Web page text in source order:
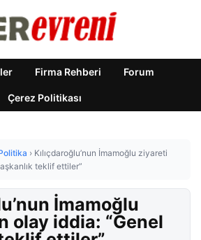
Firma Rehberi Forum
Çerez Politikası
› Kılıçdaroğlu’nun İmamoğlu ziyareti
teklif ettiler”
İmamoğlu
olay iddia: “Genel